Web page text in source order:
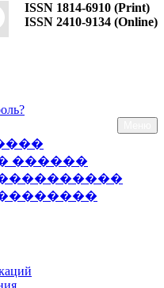
ISSN 1814-6910 (Print)
ISSN 2410-9134 (Online)
������